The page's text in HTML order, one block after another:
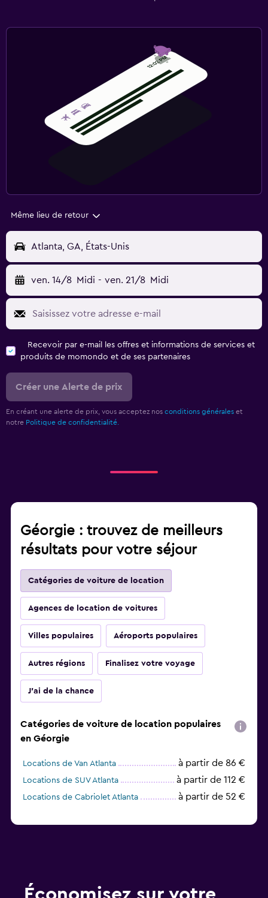
Même lieu de retour
Atlanta, GA, États-Unis
ven. 14/8 Midi - ven. 21/8 Midi
Recevoir par e-mail les offres et informations de services et
produits de momondo et de ses partenaires
Créer une Alerte de prix
En créant une alerte de prix, vous acceptez nos conditions générales et
notre Politique de confidentialité.
Géorgie : trouvez de meilleurs
résultats pour votre séjour
Catégories de voiture de location
Agences de location de voitures
Villes populaires Aéroports populaires
Autres régions Finalisez votre voyage
J'ai de la chance
Catégories de voiture de location populaires
en Géorgie
Locations de Van Atlanta à partir de 86 €
Locations de SUV Atlanta à partir de 112 €
Locations de Cabriolet Atlanta à partir de 52 €